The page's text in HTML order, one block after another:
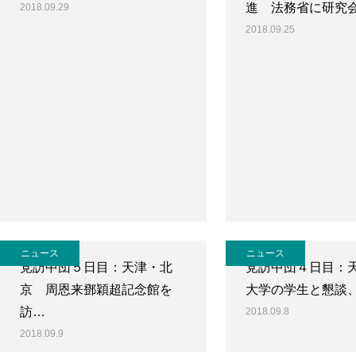
2018.09.29
進 法務省に研究
2018.09.25
ニュース
党訪中団５日目：天津・北
京 周恩来鄧穎超記念館を
訪…
2018.09.9
ニュース
党訪中団４日目
大学の学生と懇談
2018.09.8